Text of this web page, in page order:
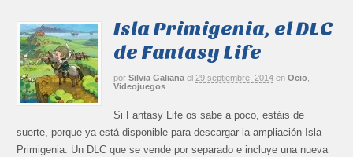
Isla Primigenia, el DLC
de Fantasy Life
por Silvia Galiana el 29 septiembre, 2014 en Ocio
Videojuegos
Si Fantasy Life os sabe a poco, estáis de
suerte, porque ya está disponible para descargar la ampliación Isla
Primigenia. Un DLC que se vende por separado e incluye una nueva